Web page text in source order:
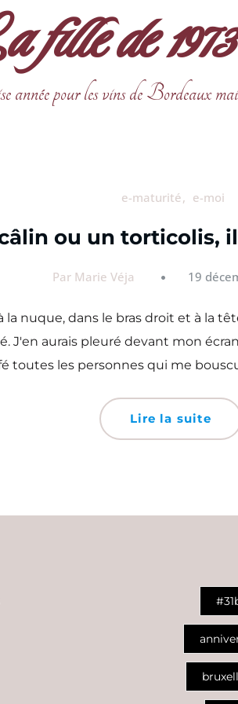
de
année pour les vins de Bordeaux
e-maturité e-moi
ou un torticolis,
Par Marie Véja 19
nuque, dans le bras droit et à la
J'en aurais pleuré devant mon
toutes les personnes qui me
Lire la suite